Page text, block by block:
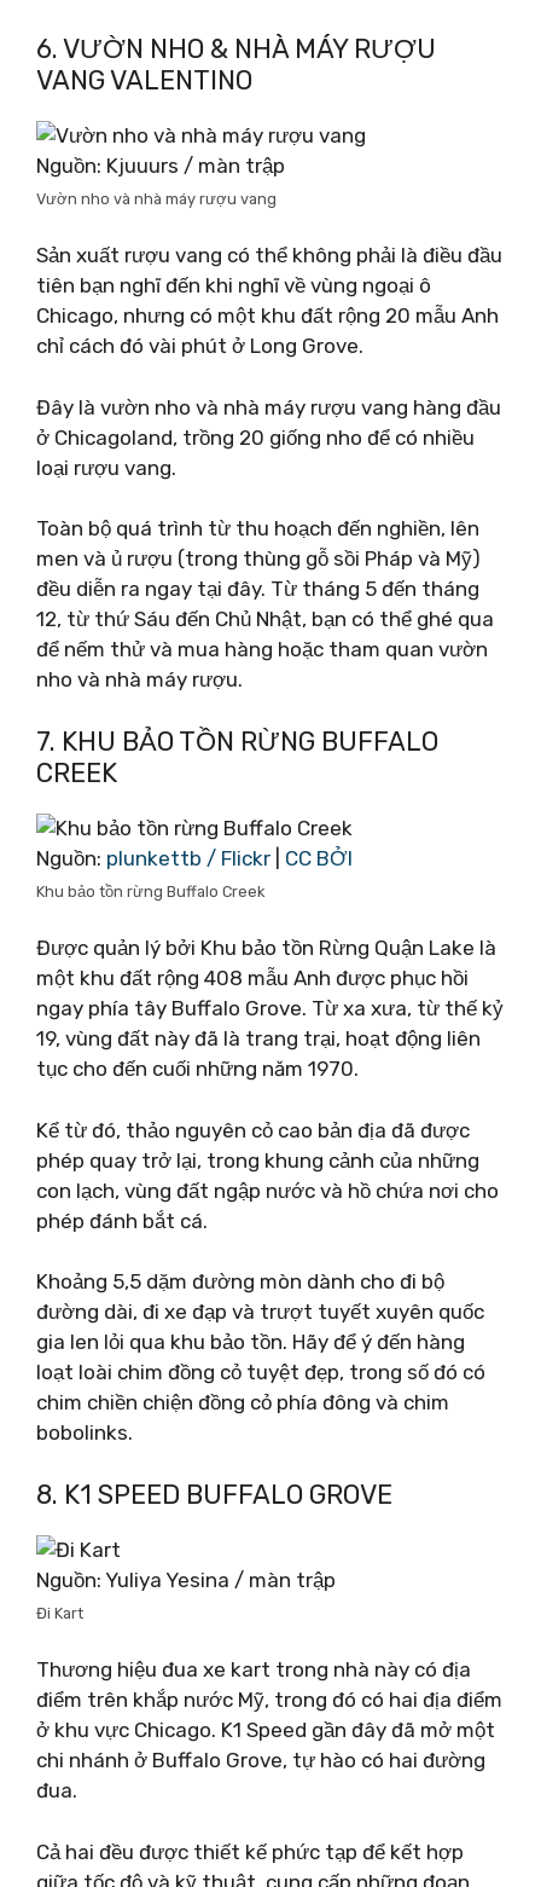
6. VƯỜN NHO & NHÀ MÁY RƯỢU
VANG VALENTINO
Nguồn: Kjuuurs / màn trập
Vườn nho và nhà máy rượu vang
Sản xuất rượu vang có thể không phải là điều đầu
tiên bạn nghĩ đến khi nghĩ về vùng ngoại ô
Chicago, nhưng có một khu đất rộng 20 mẫu Anh
chỉ cách đó vài phút ở Long Grove.
Đây là vườn nho và nhà máy rượu vang hàng đầu
ở Chicagoland, trồng 20 giống nho để có nhiều
loại rượu vang.
Toàn bộ quá trình từ thu hoạch đến nghiền, lên
men và ủ rượu (trong thùng gỗ sồi Pháp và Mỹ)
đều diễn ra ngay tại đây. Từ tháng 5 đến tháng
12, từ thứ Sáu đến Chủ Nhật, bạn có thể ghé qua
để nếm thử và mua hàng hoặc tham quan vườn
nho và nhà máy rượu.
7. KHU BẢO TỒN RỪNG BUFFALO
CREEK
Nguồn: plunkettb / Flickr CC BỞI
Khu bảo tồn rừng Buffalo Creek
Được quản lý bởi Khu bảo tồn Rừng Quận Lake là
một khu đất rộng 408 mẫu Anh được phục hồi
ngay phía tây Buffalo Grove. Từ xa xưa, từ thế kỷ
19, vùng đất này đã là trang trại, hoạt động liên
tục cho đến cuối những năm 1970.
Kể từ đó, thảo nguyên cỏ cao bản địa đã được
phép quay trở lại, trong khung cảnh của những
con lạch, vùng đất ngập nước và hồ chứa nơi cho
phép đánh bắt cá.
Khoảng 5,5 dặm đường mòn dành cho đi bộ
đường dài, đi xe đạp và trượt tuyết xuyên quốc
gia len lỏi qua khu bảo tồn. Hãy để ý đến hàng
loạt loài chim đồng cỏ tuyệt đẹp, trong số đó có
chim chiền chiện đồng cỏ phía đông và chim
bobolinks.
8. K1 SPEED ​​BUFFALO GROVE
Nguồn: Yuliya Yesina / màn trập
Đi Kart
Thương hiệu đua xe kart trong nhà này có địa
điểm trên khắp nước Mỹ, trong đó có hai địa điểm
ở khu vực Chicago. K1 Speed ​​gần đây đã mở một
chi nhánh ở Buffalo Grove, tự hào có hai đường
đua.
Cả hai đều được thiết kế phức tạp để kết hợp
giữa tốc độ và kỹ thuật, cung cấp những đoạn